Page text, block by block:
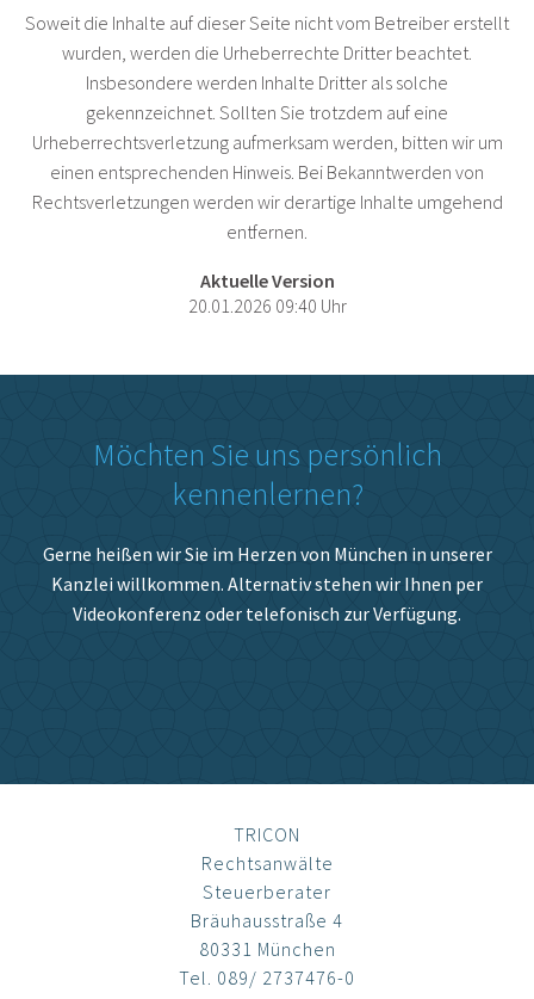
Soweit die Inhalte auf dieser Seite nicht vom Betreiber erstellt
wurden, werden die Urheberrechte Dritter beachtet.
Insbesondere werden Inhalte Dritter als solche
gekennzeichnet. Sollten Sie trotzdem auf eine
Urheberrechtsverletzung aufmerksam werden, bitten wir um
einen entsprechenden Hinweis. Bei Bekanntwerden von
Rechtsverletzungen werden wir derartige Inhalte umgehend
entfernen.
Aktuelle Version
20.01.2026 09:40 Uhr
Möchten Sie uns persönlich
kennenlernen?
Gerne heißen wir Sie im Herzen von München in unserer
Kanzlei willkommen. Alternativ stehen wir Ihnen per
Videokonferenz oder telefonisch zur Verfügung.
TRICON
Rechtsanwälte
Steuerberater
Bräuhausstraße 4
80331 München
Tel. 089/ 2737476-0